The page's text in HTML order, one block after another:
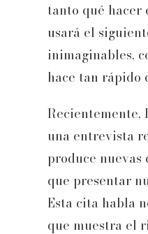
tanto qué hacer
usará el
inimaginables,
hace tan rápido
Recientemente,
una entrevista
produce nuevas
que presentar
Esta cita habla
que muestra el